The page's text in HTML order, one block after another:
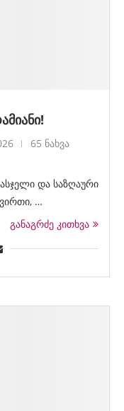
65 ნახვა
და საზღაური
…
განაგრძე კითხვა